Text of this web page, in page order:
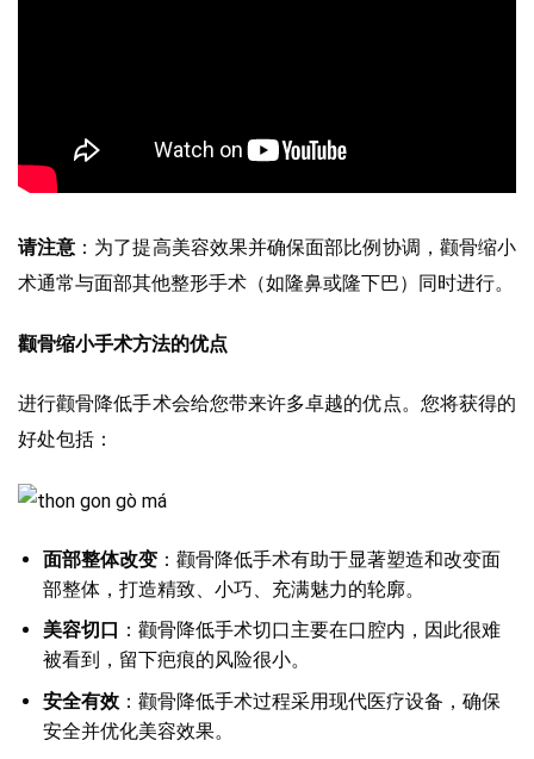
请注意 ：为了提高美容效果并确保面部比例协调，颧骨缩小
术通常与面部其他整形手术（如隆鼻或隆下巴）同时进行。
颧骨缩小手术方法的优点
进行颧骨降低手术会给您带来许多卓越的优点。您将获得的
好处包括：
面部整体改变：颧骨降低手术有助于显著塑造和改变面
部整体，打造精致、小巧、充满魅力的轮廓。
美容切口 ：颧骨降低手术切口主要在口腔内，因此很难
被看到，留下疤痕的风险很小。
安全有效：颧骨降低手术过程采用现代医疗设备，确保
安全并优化美容效果。